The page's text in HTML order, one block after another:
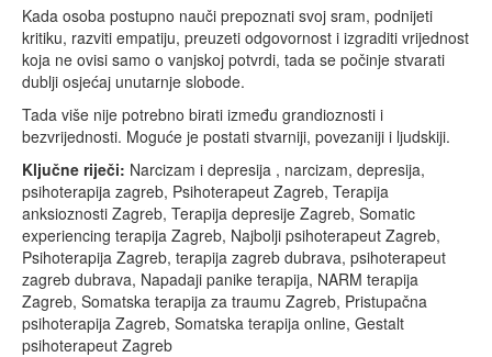
Kada osoba postupno nauči prepoznati svoj sram, podnijeti
kritiku, razviti empatiju, preuzeti odgovornost i izgraditi vrijednost
koja ne ovisi samo o vanjskoj potvrdi, tada se počinje stvarati
dublji osjećaj unutarnje slobode.
Tada više nije potrebno birati između grandioznosti i
bezvrijednosti. Moguće je postati stvarniji, povezaniji i ljudskiji.
Ključne riječi: Narcizam i depresija , narcizam, depresija,
psihoterapija zagreb, Psihoterapeut Zagreb, Terapija
anksioznosti Zagreb, Terapija depresije Zagreb, Somatic
experiencing terapija Zagreb, Najbolji psihoterapeut Zagreb,
Psihoterapija Zagreb, terapija zagreb dubrava, psihoterapeut
zagreb dubrava, Napadaji panike terapija, NARM terapija
Zagreb, Somatska terapija za traumu Zagreb, Pristupačna
psihoterapija Zagreb, Somatska terapija online, Gestalt
psihoterapeut Zagreb